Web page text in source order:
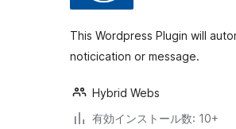
This Wordpress Plugin will
noticication or message.
Hybrid Webs
有効インストール数: 10+